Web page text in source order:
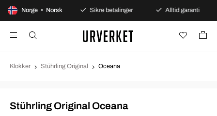
Norge • Norsk
åpent kjøp Sikre betalinger Alltid garanti
Klokker Stührling Original Oceana
Stührling Original Oceana